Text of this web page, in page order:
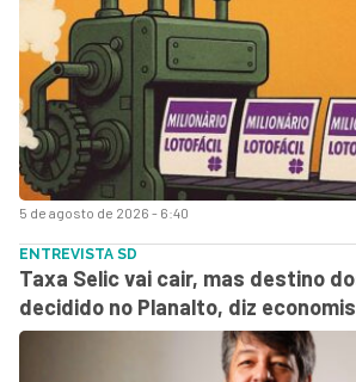
5 de agosto de 2026 - 6:40
ENTREVISTA SD
Taxa Selic vai cair, mas destino
decidido no Planalto, diz